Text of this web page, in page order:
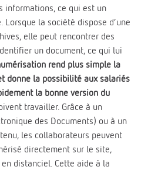
informations, ce qui est un
la société dispose d’une
elle peut rencontrer des
un document, ce qui lui
rend plus simple la
donne la possibilité aux salariés
la bonne version du
travailler. Grâce à un
des Documents) ou à un
les collaborateurs peuvent
directement sur le site,
distanciel. Cette aide à la